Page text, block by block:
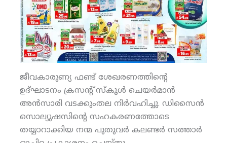
ജീവകാരുണ്യ ഫണ്ട് ശേഖരണത്തിന്റെ
ഉദ്ഘാടനം ക്രസന്റ് സ്‌കൂള്‍ ചെയര്‍മാന്‍
അന്‍സാരി വടക്കുംതല നിര്‍വഹിച്ചു. ഡിസൈന്‍
സൊല്യുഷസിന്റെ സഹകരണത്തോടെ
തയ്യാറാക്കിയ നന്മ പുതുവര്‍ കലണ്ടര്‍ സത്താര്‍